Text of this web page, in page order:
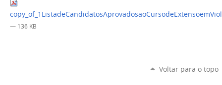
— 136 KB
Voltar para o topo